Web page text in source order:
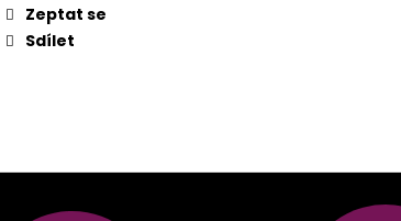
Zeptat se
Sdílet